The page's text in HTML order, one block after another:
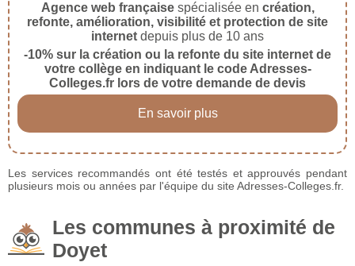
Agence web françaisespécialisée en création,
refonte, amélioration, visibilité et protection de site
internet depuis plus de 10 ans
-10% sur la création ou la refonte du site internet de
votre collège en indiquant le code Adresses-
Colleges.fr lors de votre demande de devis
En savoir plus
Les services recommandés ont été testés et approuvés pendant
plusieurs mois ou années par l'équipe du site Adresses-Colleges.fr.
Les communes à proximité de
Doyet